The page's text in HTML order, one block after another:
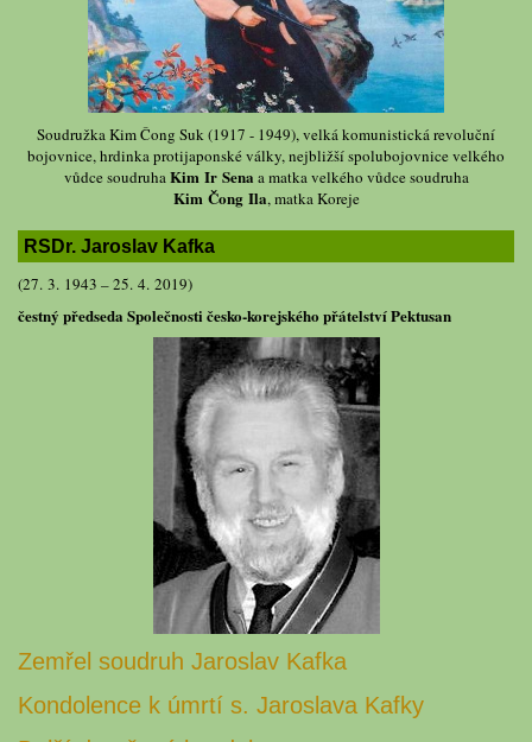
Soudružka Kim Čong Suk (1917 - 1949), velká komunistická revoluční
bojovnice, hrdinka protijaponské války, nejbližší spolubojovnice velkého
vůdce soudruhaKim Ir Sena a matka velkého vůdce soudruha
Kim Čong Ila, matka Koreje
RSDr. Jaroslav Kafka
(27. 3. 1943 – 25. 4. 2019)
čestný předseda Společnosti česko-korejského přátelství Pektusan
Zemřel soudruh Jaroslav Kafka
Kondolence k úmrtí s. Jaroslava Kafky